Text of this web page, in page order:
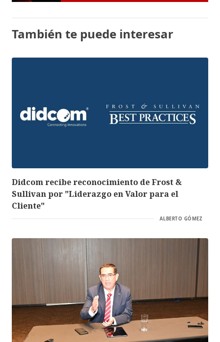
También te puede interesar
Didcom recibe reconocimiento de Frost &
Sullivan por "Liderazgo en Valor para el
Cliente"
ALBERTO GÓMEZ